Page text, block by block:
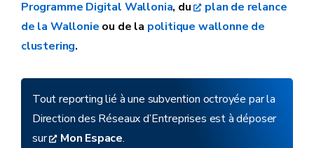
Programme Digital Wallonia, du
plan de relance
de la Wallonie ou de la politique wallonne de
clustering.
Tout reporting lié à une subvention octroyée par la
Direction des Réseaux d’Entreprises est à déposer
sur
Mon Espace.